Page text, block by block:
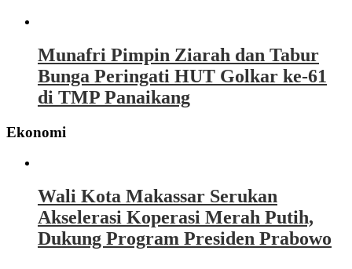
Munafri Pimpin Ziarah dan Tabur
Bunga Peringati HUT Golkar ke-61
di TMP Panaikang
Ekonomi
Wali Kota Makassar Serukan
Akselerasi Koperasi Merah Putih,
Dukung Program Presiden Prabowo